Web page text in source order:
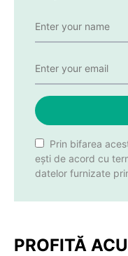
Prin bifarea
ești de acord cu
datelor furnizate
PROFITĂ